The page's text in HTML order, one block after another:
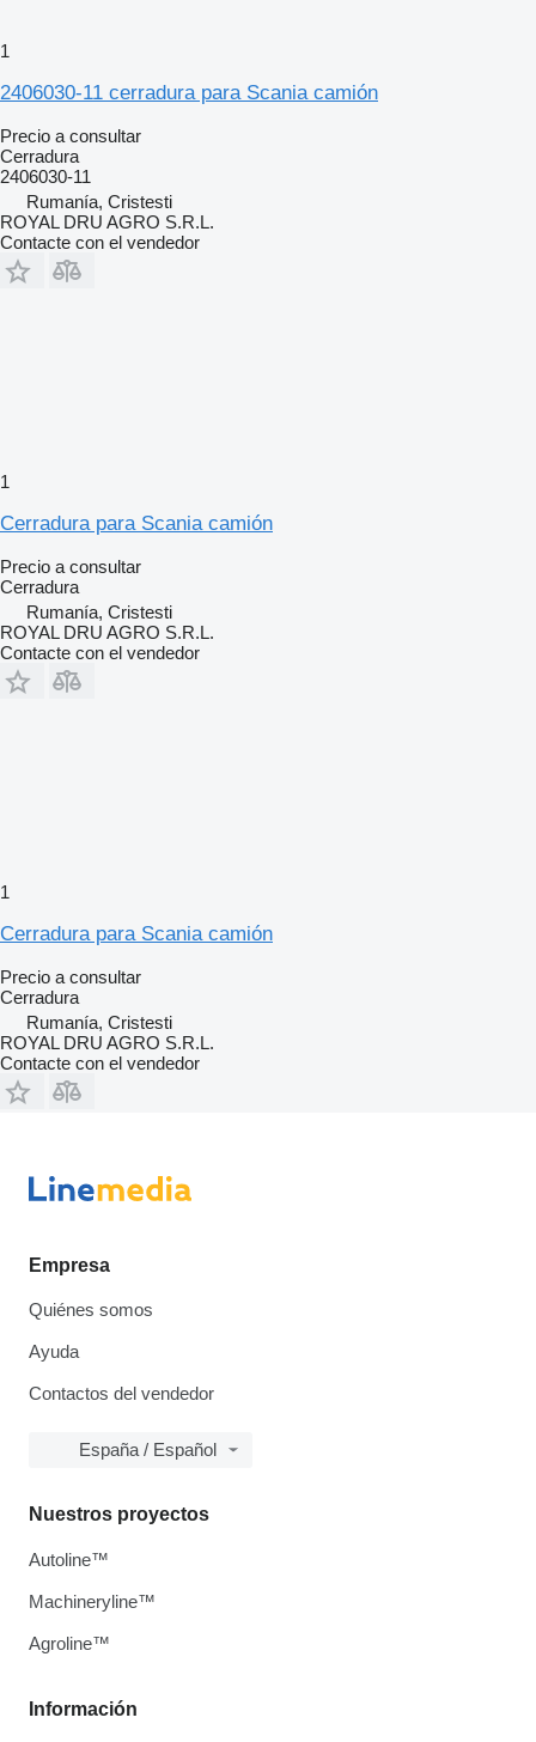
1
2406030-11 cerradura para Scania camión
Precio a consultar
Cerradura
2406030-11
Rumanía, Cristesti
ROYAL DRU AGRO S.R.L.
Contacte con el vendedor
1
Cerradura para Scania camión
Precio a consultar
Cerradura
Rumanía, Cristesti
ROYAL DRU AGRO S.R.L.
Contacte con el vendedor
1
Cerradura para Scania camión
Precio a consultar
Cerradura
Rumanía, Cristesti
ROYAL DRU AGRO S.R.L.
Contacte con el vendedor
Empresa
Quiénes somos
Ayuda
Contactos del vendedor
España / Español
Información
Nuestros proyectos
Autoline™
Machineryline™
Agroline™